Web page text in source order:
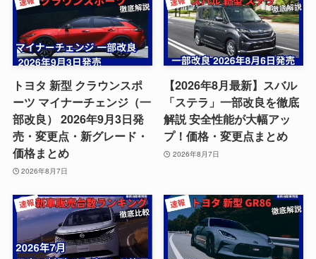
トヨタ 新型 クラウンスポ
ーツ マイナーチェンジ（一
部改良） 2026年9月3日発
売・変更点・新グレード・
価格まとめ
2026年8月7日
【2026年8月最新】スバル
「ステラ」一部改良を徹底
解説 安全性能が大幅アッ
プ！価格・変更点まとめ
2026年8月7日